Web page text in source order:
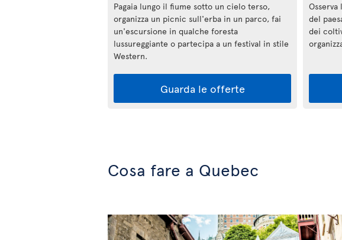
Pagaia lungo il fiume sotto un cielo terso,
organizza un picnic sull'erba in un parco, fai
un'escursione in qualche foresta
lussureggiante o partecipa a un festival in stile
Western.
Guarda le offerte
del
dei
Cosa fare a Quebec